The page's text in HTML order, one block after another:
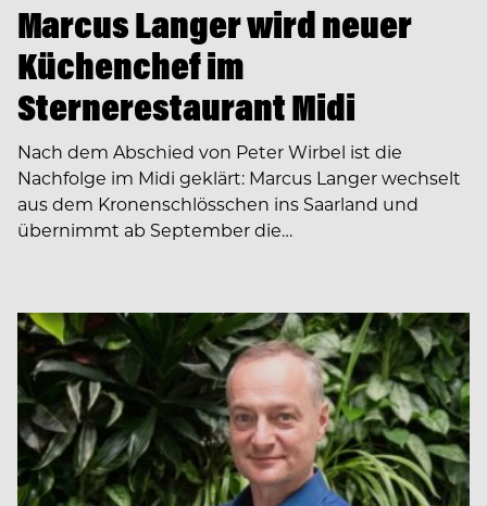
Marcus Langer wird neuer
Küchenchef im
Sternerestaurant Midi
Nach dem Abschied von Peter Wirbel ist die
Nachfolge im Midi geklärt: Marcus Langer wechselt
aus dem Kronenschlösschen ins Saarland und
übernimmt ab September die…